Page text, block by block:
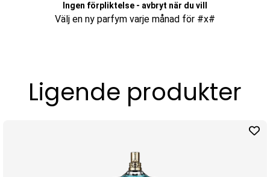
Ingen förpliktelse - avbryt när du vill
Välj en ny parfym varje månad för #x#
Ligende produkter